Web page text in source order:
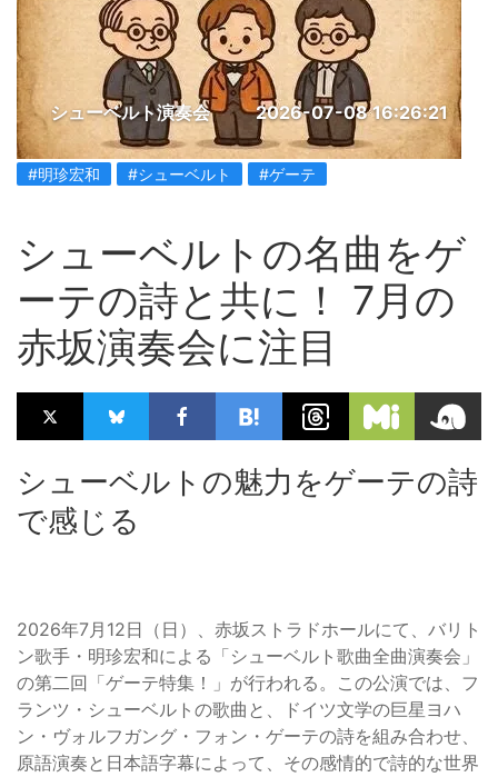
シューベルト演奏会 2026-07-08 16:26:21
#明珍宏和 #シューベルト #ゲーテ
シューベルトの名曲をゲ
ーテの詩と共に！ 7月の
赤坂演奏会に注目
シューベルトの魅力をゲーテの詩
で感じる
2026年7月12日（日）、赤坂ストラドホールにて、バリト
ン歌手・明珍宏和による「シューベルト歌曲全曲演奏会」
の第二回「ゲーテ特集！」が行われる。この公演では、フ
ランツ・シューベルトの歌曲と、ドイツ文学の巨星ヨハ
ン・ヴォルフガング・フォン・ゲーテの詩を組み合わせ、
原語演奏と日本語字幕によって、その感情的で詩的な世界